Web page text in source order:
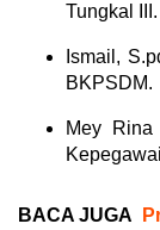
Tungkal III.
Ismail,
BKPSDM.
Mey
BACA JUGA